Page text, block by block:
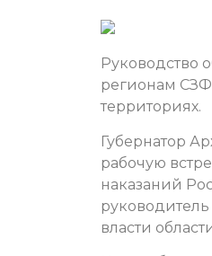
Руководство
регионам
территориях.
Губернатор
рабочую
наказаний
власти